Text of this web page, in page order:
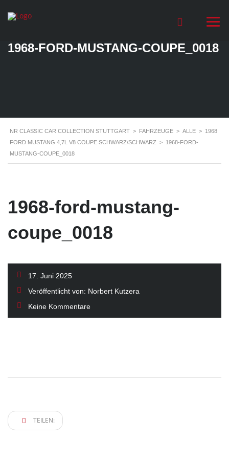
1968-FORD-MUSTANG-COUPE_0018
NR CLASSIC CAR COLLECTION STUTTGART > FAHRZEUGE > ALLE > 1968
FORD MUSTANG 4,7L V8 COUPE SCHWARZ/SCHWARZ > 1968-FORD-
MUSTANG-COUPE_0018
1968-ford-mustang-
coupe_0018
17. Juni 2025
Veröffentlicht von: Norbert Kutzera
Keine Kommentare
TEILEN: